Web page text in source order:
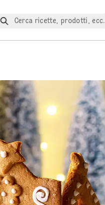
Cerca ricette, prodotti, ecc.